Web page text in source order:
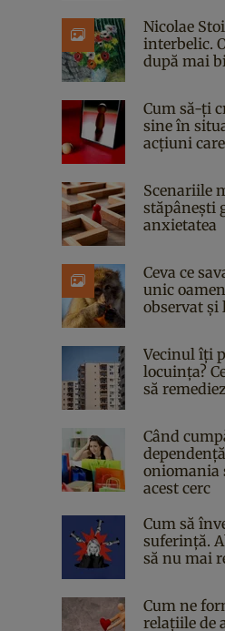
Nicolae
interbelic.
după mai
Cum să-ți
sine în
acțiuni
Scenariile
stăpânești
anxietatea
Ceva ce
unic
observat și
Vecinul îți
locuința?
să
Când
oniomania
acest cerc
Cum să
suferință.
să nu mai
Cum ne
relațiile de